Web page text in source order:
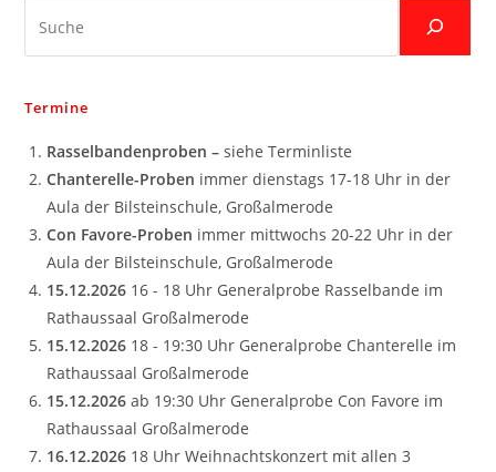
Termine
Rasselbandenproben –siehe Terminliste
Chanterelle-Proben immer dienstags 17-18 Uhr in der
Aula der Bilsteinschule, Großalmerode
Con Favore-Proben immer mittwochs 20-22 Uhr in der
Aula der Bilsteinschule, Großalmerode
15.12.2026 16 - 18 Uhr Generalprobe Rasselbande im
Rathaussaal Großalmerode
15.12.2026 18 - 19:30 Uhr Generalprobe Chanterelle im
Rathaussaal Großalmerode
15.12.2026ab 19:30 Uhr Generalprobe Con Favore im
Rathaussaal Großalmerode
16.12.2026 18 Uhr Weihnachtskonzert mit allen 3